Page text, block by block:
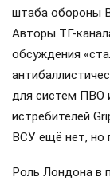
штаба обороны
Авторы ТГ-
обсуждения
для систем ПВО
истребителей
ВСУ ещё нет, но
Роль Лондона в